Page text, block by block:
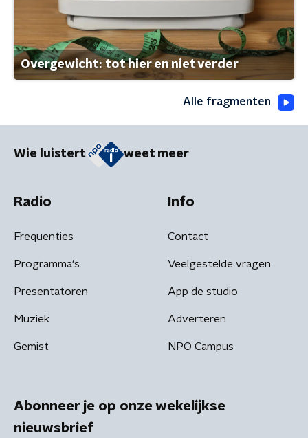
Overgewicht: tot hier en niet verder
Alle fragmenten
Wie luistert weet meer
Radio
Frequenties
Programma's
Presentatoren
Muziek
Gemist
Info
Contact
Veelgestelde vragen
App de studio
Adverteren
NPO Campus
Abonneer je op onze wekelijkse
nieuwsbrief